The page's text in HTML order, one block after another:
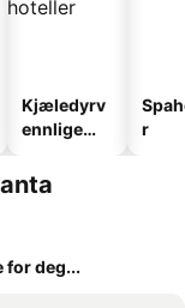
Kjæledyrv
ennlige
r
for deg...